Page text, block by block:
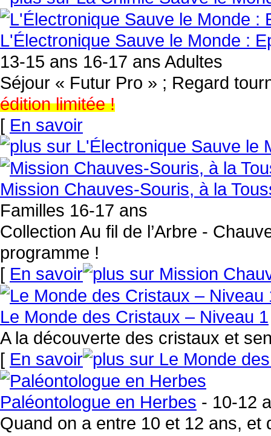
L'Électronique Sauve le Monde :
13-15 ans 16-17 ans Adultes
Séjour « Futur Pro » ; Regard
édition limitée !
[ En savoir
Mission Chauves-Souris, à la
Familles 16-17 ans
Collection Au fil de l’Arbre -
programme !
[ En savoir
Le Monde des Cristaux – Niveau 1
A la découverte des cristaux et
[ En savoir
Paléontologue en Herbes - 10-12
Quand on a entre 10 et 12 ans, et